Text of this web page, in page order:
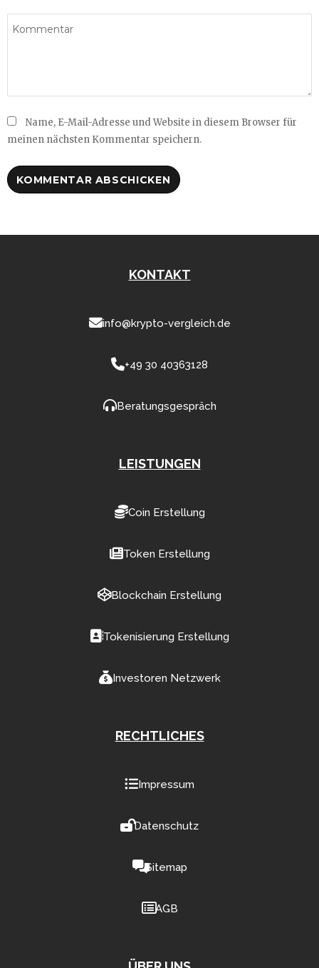
Name, E-Mail-Adresse und Website in diesem Browser für
meinen nächsten Kommentar speichern.
KONTAKT
info@krypto-vergleich.de
+49 30 40363128
Beratungsgespräch
LEISTUNGEN
Coin Erstellung
Token Erstellung
Blockchain Erstellung
Tokenisierung Erstellung
Investoren Netzwerk
RECHTLICHES
Impressum
Datenschutz
Sitemap
AGB